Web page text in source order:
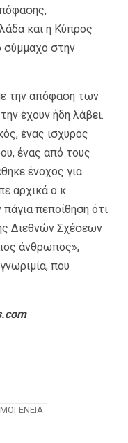
και η Κύπρος
σύμμαχο στην
την απόφαση των
έχουν ήδη λάβει.
ένας ισχυρός
ένας από τους
ένοχος για
αρχικά ο κ.
πεποίθηση ότι
Διεθνών Σχέσεων
άνθρωπος»,
που